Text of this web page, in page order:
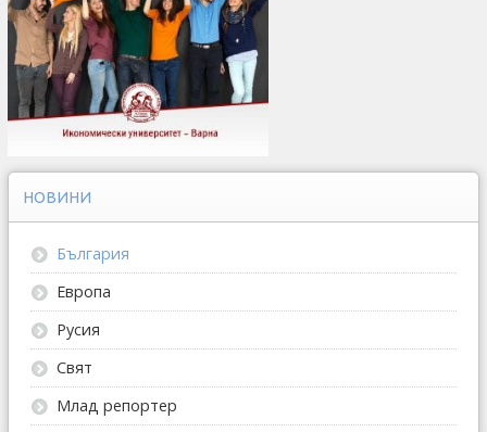
НОВИНИ
България
Европа
Русия
Свят
Млад репортер